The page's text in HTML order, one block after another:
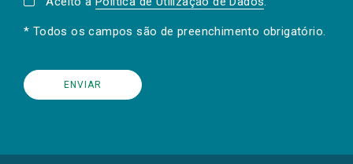
* Todos os campos são de preenchimento obrigatório.